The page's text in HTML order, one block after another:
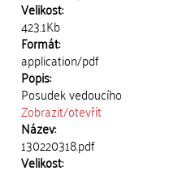
Velikost:
423.1Kb
Formát:
application/pdf
Popis:
Posudek vedoucího
Zobrazit/otevřít
Název:
130220318.pdf
Velikost: